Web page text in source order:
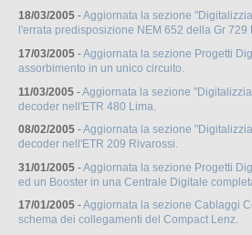
18/03/2005 -Aggiornata la sezione
l'errata predisposizione NEM 652 della Gr 729
17/03/2005 -Aggiornata la sezione Progetti
assorbimento in un unico circuito.
11/03/2005 -Aggiornata la sezione
decoder nell'ETR 480 Lima.
08/02/2005 -Aggiornata la sezione
decoder nell'ETR 209 Rivarossi.
31/01/2005 -Aggiornata la sezione Progetti
ed un Booster in una Centrale Digitale
17/01/2005 -Aggiornata la sezione Cablaggi
schema dei collegamenti del Compact Lenz.